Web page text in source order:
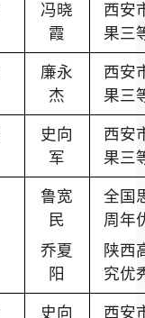
冯晓
霞
西安
果三
廉永
杰
西安
果三
史向
军
西安
果三
鲁宽
民
乔夏
阳
全国
周年
陕西
究优
史向 西安